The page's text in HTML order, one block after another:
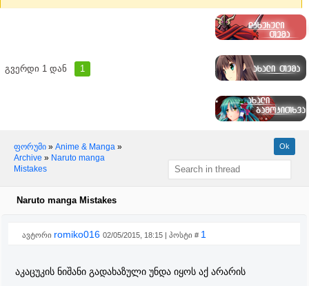
გვერდი 1 დან 1
ფორუმი » Anime & Manga »
Archive » Naruto manga
Mistakes
Naruto manga Mistakes
ავტორი romiko016 02/05/2015, 18:15 | პოსტი # 1
აკაცუკის ნიშანი გადახაზული უნდა იყოს აქ არარის